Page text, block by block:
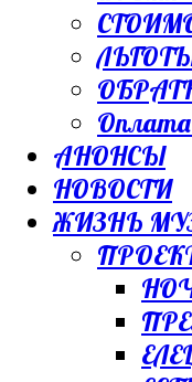
Оплата
АНОНСЫ
НОВОСТИ
ЖИЗНЬ